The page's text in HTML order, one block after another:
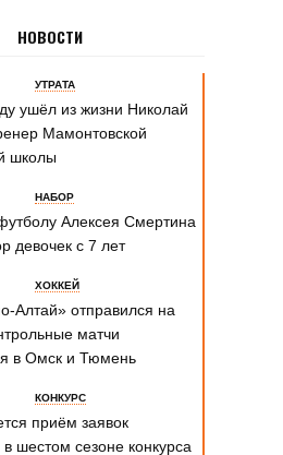
НОВОСТИ
УТРАТА
ушёл из жизни Николай
Мамонтовской
школы
НАБОР
Алексея Смертина
девочек с 7 лет
ХОККЕЙ
Алтай» отправился на
матчи
в Омск и Тюмень
КОНКУРС
приём заявок
в шестом сезоне конкурса